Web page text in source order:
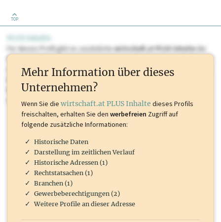
TOP
PLUS Inhalte
Für dieses Profil gibt es zusätzlichewirtschaft.at PLUS Inhaltedie
Sie momentan nicht einsehen können. Schalten Sie dieses Profil frei
oder loggen Sie sich ein um diese Inhalte zu sehen. wirtschaft.at PLUS
Marken, Patente, Rechtstatsachen, OTS-Aussendungen, und viele
mehr.
Mehr Information über dieses
Unternehmen?
Wenn Sie die wirtschaft.at PLUS Inhalte dieses Profils
freischalten, erhalten Sie den werbefreien Zugriff auf
folgende zusätzliche Informationen:
Historische Daten
Darstellung im zeitlichen Verlauf
Historische Adressen (1)
Rechtstatsachen (1)
Branchen (1)
Gewerbeberechtigungen (2)
Weitere Profile an dieser Adresse